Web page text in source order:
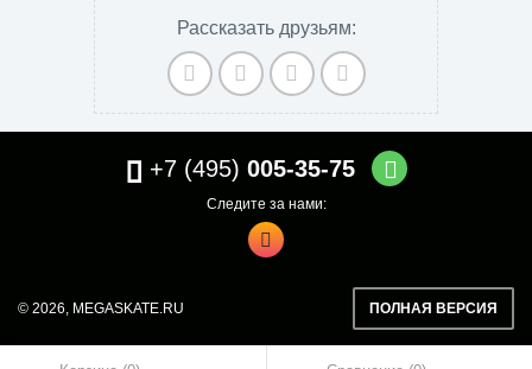
Рассказать друзьям:
+7 (495) 005-35-75
Следите за нами:
© 2026, MEGASKATE.RU ПОЛНАЯ ВЕРСИЯ